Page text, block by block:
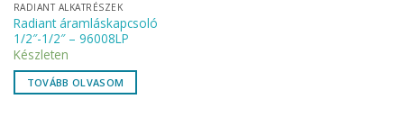
RADIANT ALKATRÉSZEK
Radiant áramláskapcsoló
1/2″-1/2″ – 96008LP
Készleten
TOVÁBB OLVASOM